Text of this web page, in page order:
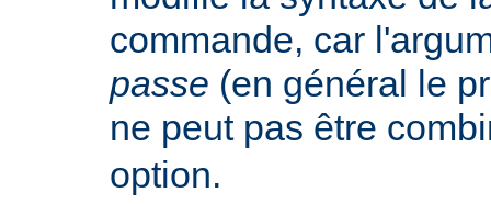
commande, car
passe (en général le
ne peut pas être
option.